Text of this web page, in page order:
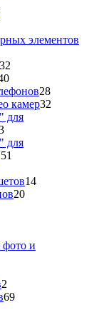
элементов
40
товаров
2828
товаров
камер32
для
363
товара
для
1414
2020
фото и
2
товара
6969